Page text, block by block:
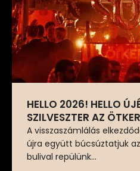
HELLO 2026! HELLO
SZILVESZTER AZ
A visszaszámlálás
újra együtt búcsúztatjuk
bulival repülünk...